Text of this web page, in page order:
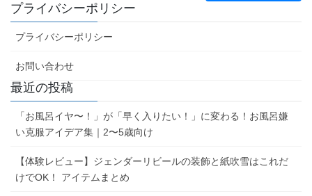
プライバシーポリシー
プライバシーポリシー
お問い合わせ
最近の投稿
「お風呂イヤ〜！」が「早く入りたい！」に変わる！お風呂嫌
い克服アイデア集｜2〜5歳向け
【体験レビュー】ジェンダーリビールの装飾と紙吹雪はこれだ
けでOK！ アイテムまとめ